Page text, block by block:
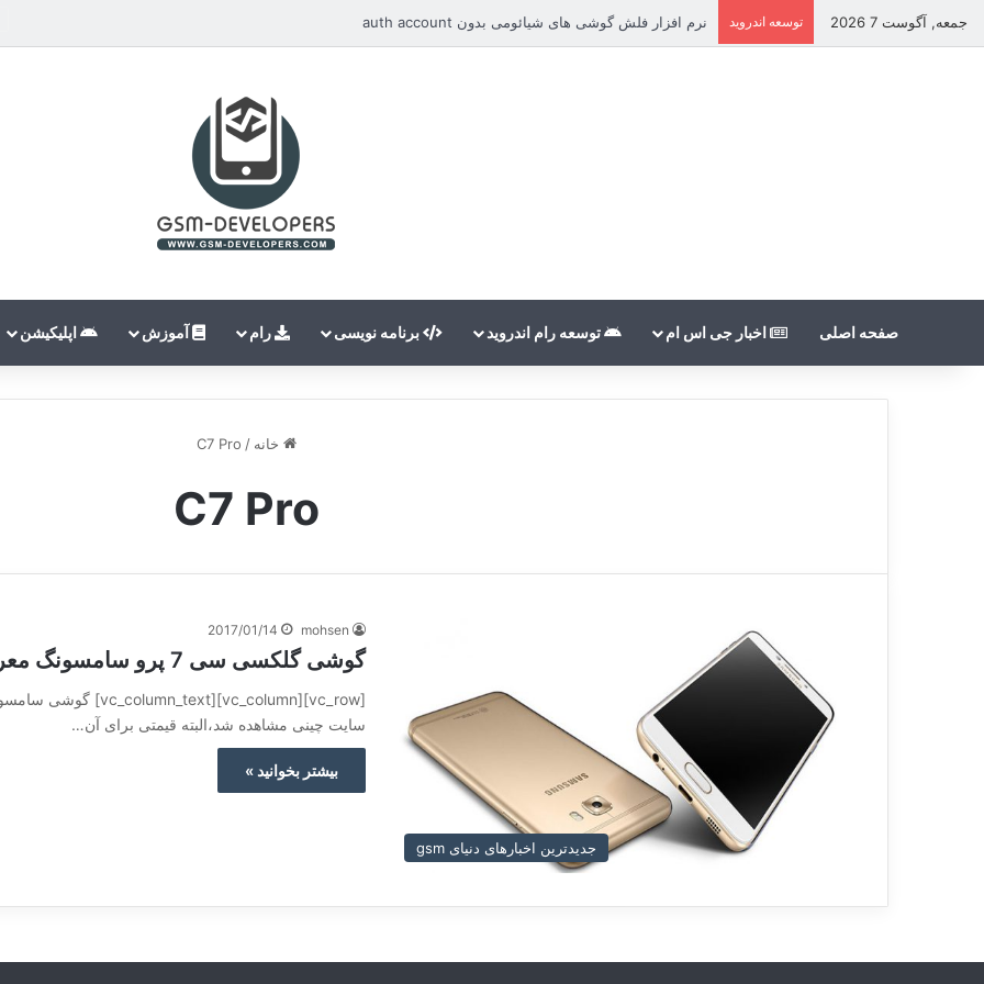
جمعه, آگوست 7 2026 توسعه اندروید نرم افزار فلش گوشی های شیائومی بدون auth account
صفحه اصلی اخبار جی اس ام توسعه رام اندروید برنامه نویسی رام آموزش اپلیکیشن
خانه /
C7 Pro
C7 Pro
جدیدترین اخبارهای دنیای gsm
mohsen
2017/01/14
گوشی گلکسی سی 7 پرو سامسونگ معرفی شد
سایت چینی مشاهده شد،البته قیمتی برای آن…
بیشتر بخوانید »